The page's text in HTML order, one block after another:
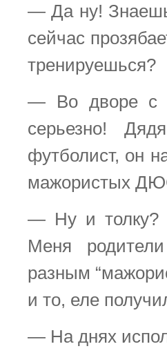
— Да ну!
сейчас
тренируешься?
— Во дворе с
серьезно!
футболист, он
мажористых
— Ну и
Меня
разным
и то, еле
— На днях